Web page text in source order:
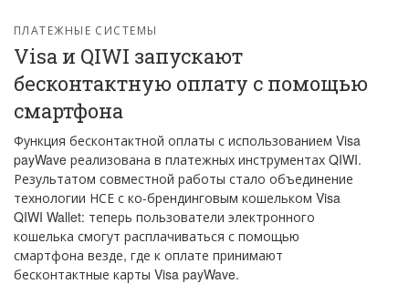
ПЛАТЕЖНЫЕ СИСТЕМЫ
Visa и QIWI запускают
бесконтактную оплату с помощью
смартфона
Функция бесконтактной оплаты с использованием Visa
payWave реализована в платежных инструментах QIWI.
Результатом совместной работы стало объединение
технологии НСЕ с ко-брендинговым кошельком Visa
QIWI Wallet: теперь пользователи электронного
кошелька смогут расплачиваться с помощью
смартфона везде, где к оплате принимают
бесконтактные карты Visa payWave.